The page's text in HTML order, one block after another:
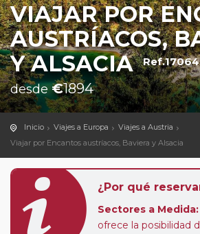
VIAJAR POR
AUSTRÍACOS,
Y ALSACIA Ref.17064
desde€1894
Inicio Viajes a Europa
Viajes a Austria
Viajar por Encantos austríacos, Baviera y Alsacia
¿Por qué
Sectores a Medida:
ofrece la posibilidad